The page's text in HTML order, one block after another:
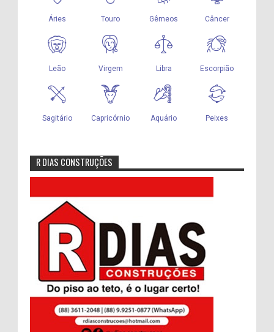
R DIAS CONSTRUÇÕES